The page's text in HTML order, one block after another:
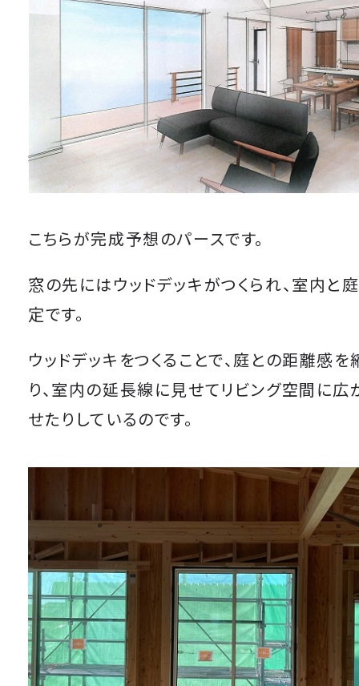
こちらが完成予想のパースです。
窓の先にはウッドデッキがつくられ、室内と
定です。
ウッドデッキをつくることで、庭との距離感
り、室内の延長線に見せてリビング空間に広
せたりしているのです。